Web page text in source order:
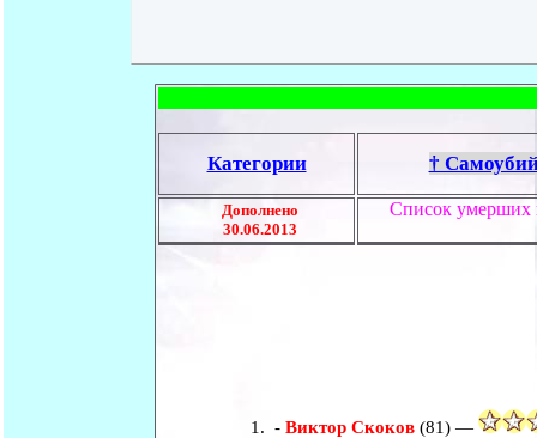
Категории †
Дополнено
30.06.2013
Cписок умерших
- Виктор Скоков (81) —